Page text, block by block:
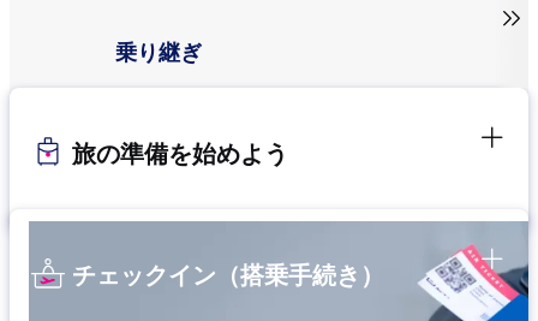
乗り継ぎ

旅の準備を始めよう
チェックイン（搭乗手続き）